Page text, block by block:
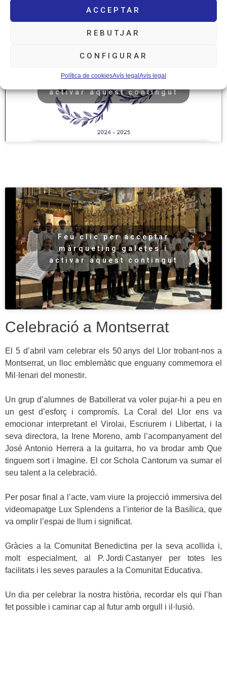
ACCEPTAR
REBUTJAR
CONFIGURAR
Política de cookiesAvís legalAvís legal
màrqueting galetes i
activar aquest contingut
Feu clic per acceptar
màrqueting galetes i
activar aquest contingut
Celebració a Montserrat
El 5 d’abril vam celebrar els 50 anys del Llor trobant-nos a
Montserrat, un lloc emblemàtic que enguany commemora el
Mil·lenari del monestir.
Un grup d’alumnes de Batxilleratva voler pujar-hi a peu en
un gest d’esforç i compromís.
La Coral del Llor ens va
emocionar interpretant el Virolai, Escriurem i Llibertat, i la
seva directora, la Irene Moreno, amb l’acompanyament del
José Antonio Herrera a la guitarra, ho va brodar amb Que
tinguem sort i Imagine. El cor Schola Cantorum va sumar el
seu talent a la celebració.
Per posar final a l’acte, vam viure la projecció immersiva del
videomapatge Lux Splendensa l’interior de la Basílica, que
va omplir l’espai de llum i significat.
Gràcies a la Comunitat Benedictina per la seva acollida i,
molt especialment, al
P. Jordi Castanyerper totes les
facilitats i les seves paraules a la Comunitat Educativa.
Un dia per celebrar la nostra història, recordar els qui l’han
fet possible i caminar cap al futur amb orgull i il·lusió.